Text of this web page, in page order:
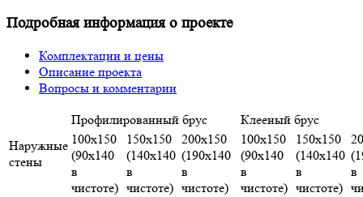
Подробная информация о проекте
Комплектации и цены
Описание проекта
Вопросы и комментарии
Наружные
стены
Профилированный брус
Клееный брус
100х150
(90х140
в
чистоте)
150х150
(140х140
в
чистоте)
200х150
(190х140
в
чистоте)
100х150
(90х140
в
чистоте)
150х150
(140х140
в
чистоте)
в